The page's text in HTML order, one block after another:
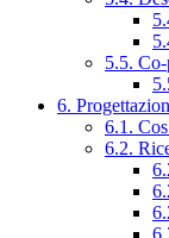
5.5.
6.
6.1.
6.2.